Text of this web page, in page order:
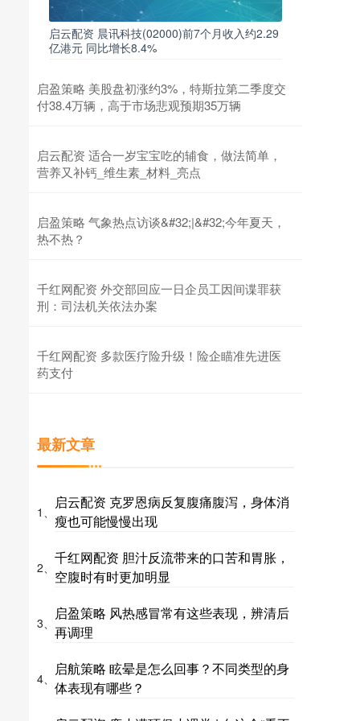
启云配资 晨讯科技(02000)前7个月收入约2.29
亿港元 同比增长8.4%
启盈策略 美股盘初涨约3%，特斯拉第二季度交
付38.4万辆，高于市场悲观预期35万辆
启云配资 适合一岁宝宝吃的辅食，做法简单，
营养又补钙_维生素_材料_亮点
启盈策略 气象热点访谈&#32;|&#32;今年夏天，
热不热？
千红网配资 外交部回应一日企员工因间谍罪获
刑：司法机关依法办案
千红网配资 多款医疗险升级！险企瞄准先进医
药支付
最新文章
1、
启云配资 克罗恩病反复腹痛腹泻，身体消
瘦也可能慢慢出现
2、
千红网配资 胆汁反流带来的口苦和胃胀，
空腹时有时更加明显
3、
启盈策略 风热感冒常有这些表现，辨清后
再调理
4、
启航策略 眩晕是怎么回事？不同类型的身
体表现有哪些？